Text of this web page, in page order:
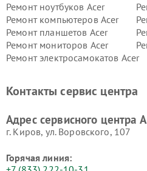
Ремонт ноутбуков Acer
Ремонт компьютеров Acer
Ремонт планшетов Acer
Ремонт мониторов Acer
Ремонт электросамокатов Acer
Контакты сервис центра
Адрес сервисного центра
г. Киров, ул. Воровского, 107
Горячая линия: